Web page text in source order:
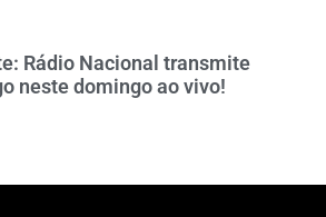
Rádio Nacional transmite
neste domingo ao vivo!